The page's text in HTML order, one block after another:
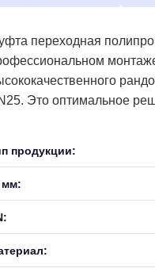
переходная
Это оптимальное
продукции:
мм: